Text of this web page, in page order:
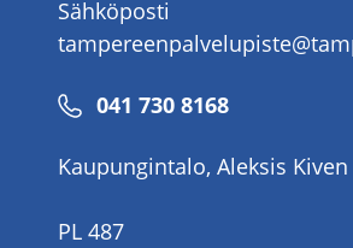
Sähköposti
Puhelinnumero
041 730 8168
Kaupungintalo, Aleksis Kiven
PL 487